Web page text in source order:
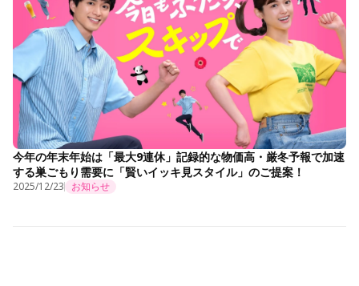
今年の年末年始は「最大9連休」記録的な物価高・厳冬予報で加速
する巣ごもり需要に「賢いイッキ見スタイル」のご提案！
2025/12/23 お知らせ